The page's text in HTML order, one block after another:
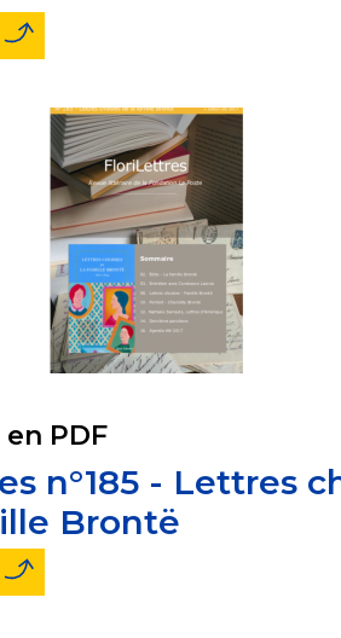
PDF
n°185 - Lettres
Brontë